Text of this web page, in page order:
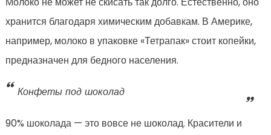
хранится благодаря химическим добавкам. В Америке,
например, молоко в упаковке «Тетрапак» стоит копейки,
предназначен для бедного населения.
Конфеты под шоколад
90% шоколада — это вовсе не шоколад. Красители и